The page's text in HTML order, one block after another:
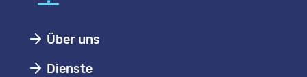
Über uns
Dienste